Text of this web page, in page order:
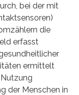
bei der mit
die
erfasst
ermittelt
der Menschen in